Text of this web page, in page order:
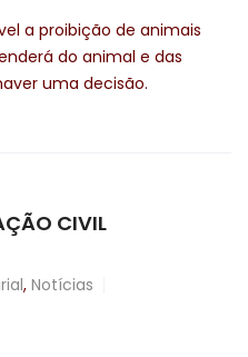
a proibição de animais
do animal e das
uma decisão.
CIVIL
, Notícias